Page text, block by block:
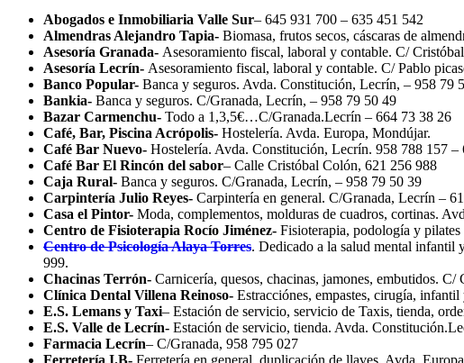
Abogados e Inmobiliaria Valle Sur– 645 931 700 – 635 451 542
Almendras Alejandro Tapia- Biomasa, frutos secos, cáscaras de
Asesoría Granada- Asesoramiento fiscal, laboral y contable. C/
Asesoría Lecrín- Asesoramiento fiscal, laboral y contable. C/ Pablo
Banco Popular- Banca y seguros. Avda. Constitución, Lecrín, – 958 79
Bankia- Banca y seguros. C/Granada, Lecrín, – 958 79 50 49
Bazar Carmenchu- Todo a 1,3,5€…C/Granada.Lecrín – 664 73 38 26
Café, Bar, Piscina Acrópolis- Hostelería. Avda. Europa, Mondújar.
Café Bar Nuevo- Hostelería. Avda. Constitución, Lecrín. 958 788 157 –
Café Bar El Rincón del sabor– Calle Cristóbal Colón, 621 256 988
Caja Rural- Banca y seguros. C/Granada, Lecrín, – 958 79 50 39
Carpintería Julio Reyes- Carpintería en general. C/Granada, Lecrín –
Casa el Pintor- Moda, complementos, molduras de cuadros, cortinas.
Centro de Fisioterapia Rocío Jiménez- Fisioterapia, podología y
Centro de Psicología Alaya Torres. Dedicado a la salud mental infantil
999.
Chacinas Terrón- Carnicería, quesos, chacinas, jamones, embutidos.
Clínica Dental Villena Reinoso- Estracciónes, empastes, cirugía,
E.S. Lemans y Taxi– Estación de servicio, servicio de Taxis, tienda,
E.S. Valle de Lecrín- Estación de servicio, tienda. Avda.
Farmacia Lecrín– C/Granada, 958 795 027
Ferretería I.B- Ferretería en general, duplicación de llaves. Avda.